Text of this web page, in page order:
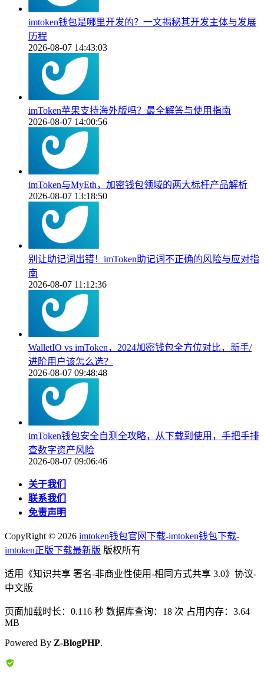
imtoken钱包是哪里开发的？一文揭秘其开发主体与发展
历程
2026-08-07 14:43:03
imToken苹果支持海外版吗？最全解答与使用指南
2026-08-07 14:00:56
imToken与MyEth，加密钱包领域的两大标杆产品解析
2026-08-07 13:18:50
别让助记词出错！imToken助记词不正确的风险与应对指
南
2026-08-07 11:12:36
WalletIO vs imToken，2024加密钱包全方位对比，新手/
进阶用户该怎么选？
2026-08-07 09:48:48
imToken钱包安全自测全攻略，从下载到使用，手把手排
查数字资产风险
2026-08-07 09:06:46
关于我们
联系我们
免责声明
CopyRight © 2026 imtoken钱包官网下载-imtoken钱包下载-
imtoken正版下载最新版 版权所有
适用《知识共享 署名-非商业性使用-相同方式共享 3.0》协议-
中文版
页面加载时长：0.116 秒 数据库查询：18 次 占用内存：3.64
MB
Powered By Z-BlogPHP.